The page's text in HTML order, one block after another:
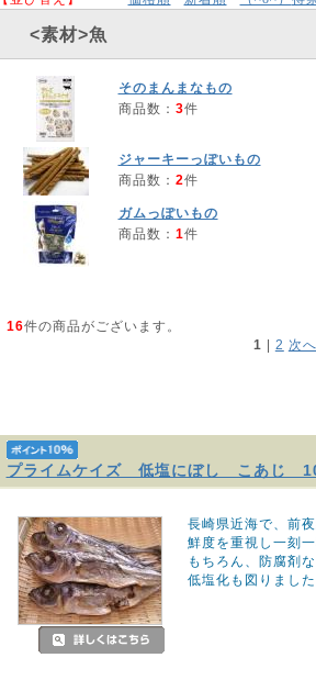
<素材>魚
そのまんまなもの
商品数： 3件
ジャーキーっぽいもの
商品数： 2件
ガムっぽいもの
商品数： 1件
16件の商品がございます。
1 | 2 次
プライムケイズ 低塩にぼし こあじ
長崎県近海で、前
鮮度を重視し一刻
もちろん、防腐剤
低塩化も図りました